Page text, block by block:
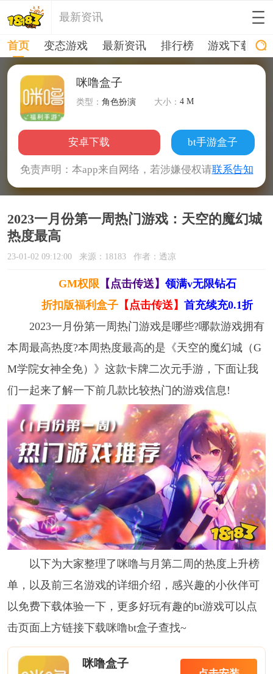
最新资讯
首页 变态游戏 最新资讯 排行榜 游戏下载
咪噜盒子
类型：角色扮演 大小：4 M
安卓下载 bt手游盒子
免责声明：本app来自网络，若涉嫌侵权请联系告知
2023一月份第一周热门游戏：天空的魔幻城
热度最高
23-01-02 09:12:00 来源：18183 作者：透凉
GM权限 【点击传送】 领满v无限钻石
折扣版福利盒子 【点击传送】首充续充0.1折
2023一月份第一周热门游戏是哪些?哪款游戏拥有
本周最高热度?本周热度最高的是《天空的魔幻城（G
M学院女神全免）》这款卡牌二次元手游，下面让我
们一起来了解一下前几款比较热门的游戏信息!
以下为大家整理了咪噜与月第二周的热度上升榜
单，以及前三名游戏的详细介绍，感兴趣的小伙伴可
以免费下载体验一下，更多好玩有趣的bt游戏可以点
击页面上方链接下载咪噜bt盒子查找~
咪噜盒子